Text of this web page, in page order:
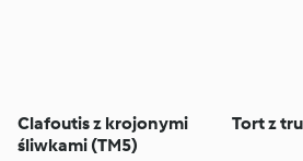
Clafoutis z krojonymi
śliwkami (TM5)
Tort z